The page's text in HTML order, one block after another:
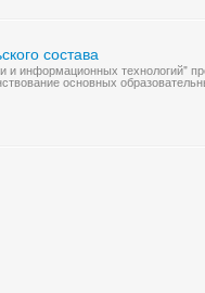
состава
информационных технологий"
основных